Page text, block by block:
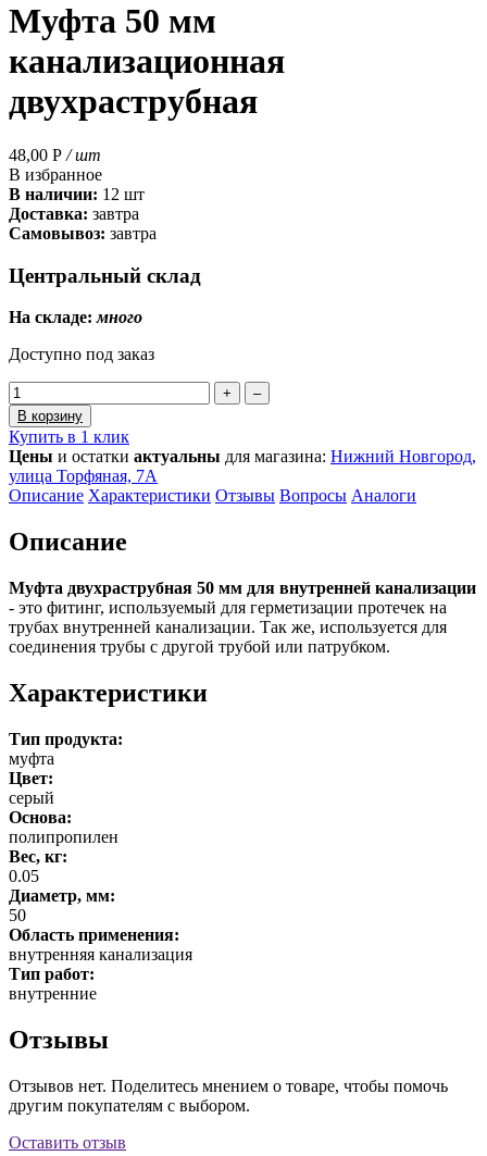
Муфта 50 мм
канализационная
двухраструбная
48,00 Р / шт
В избранное
В наличии: 12 шт
Доставка: завтра
Самовывоз: завтра
Центральный склад
На складе:много
Доступно под заказ
+
–
В корзину
Купить в 1 клик
Цены и остатки актуальны для магазина: Нижний Новгород,
улица Торфяная, 7А
Описание Характеристики Отзывы Вопросы Аналоги
Описание
Муфта двухраструбная 50 мм для внутренней канализации
- это фитинг, используемый для герметизации протечек на
трубах внутренней канализации. Так же, используется для
соединения трубы с другой трубой или патрубком.
Характеристики
Тип продукта:
муфта
Цвет:
серый
Основа:
полипропилен
Вес, кг:
0.05
Диаметр, мм:
50
Область применения:
внутренняя канализация
Тип работ:
внутренние
Отзывы
Отзывов нет. Поделитесь мнением о товаре, чтобы помочь
другим покупателям с выбором.
Оставить отзыв